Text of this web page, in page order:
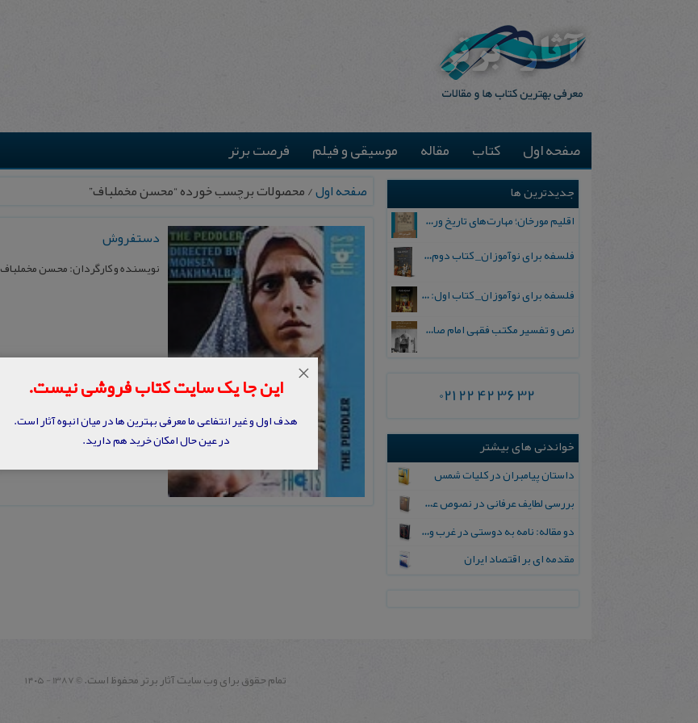
صفحه اول کتاب مقاله موسیقی و فیلم فرصت برتر
صفحه اول/ محصولات برچسب خورده “محسن مخملباف”
دستفروش
نویسنده و کارگردان: محسن مخملباف
جدیدترین ها
اقلیم مورخان؛ مهارت‌های تاریخ ورزی علمی
فلسفه برای نوآموزان_ کتاب دوم: پرسش درباره واقعیت و معرفت
فلسفه برای نوآموزان_ کتاب اول: تردید در باورهای رایج
نص و تفسیر مکتب فقهی امام صادق علیه السلام
021 22 42 36 32
خواندنی های بیشتر
داستان‌ پیامبران‌ در کلیات‌ شمس
بررسی لطایف عرفانی در نصوص عتیق اوستایی
دو مقاله: نامه به دوستی در غرب و حق ناحق بودن
مقدمه ای بر اقتصاد ایران
این جا یک سایت کتاب فروشی نیست.
هدف اول و غیر انتفاعی ما معرفی بهترین ها در میان انبوه آثار است.
در عین حال امکان خرید هم دارید.
×
تمام حقوق برای وب سايت آثار برتر محفوظ است. ©